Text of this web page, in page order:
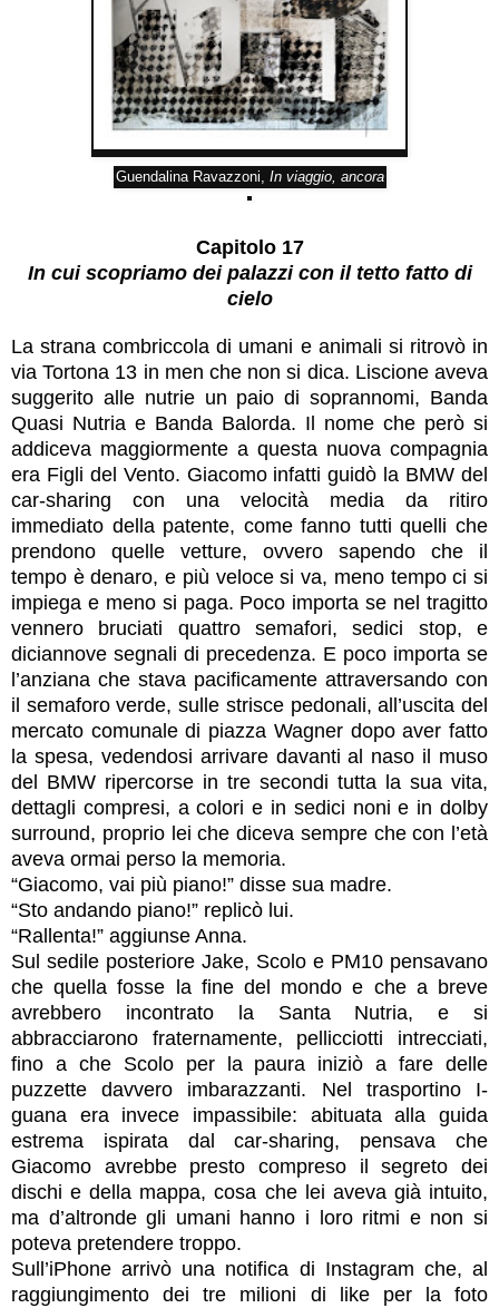
Guendalina Ravazzoni, In viaggio, ancora
Capitolo 17
In cui scopriamo dei palazzi con il tetto fatto di
cielo
La strana combriccola di umani e animali si ritrovò in
via Tortona 13 in men che non si dica. Liscione aveva
suggerito alle nutrie un paio di soprannomi, Banda
Quasi Nutria e Banda Balorda. Il nome che però si
addiceva maggiormente a questa nuova compagnia
era Figli del Vento. Giacomo infatti guidò la BMW del
car-sharing con una velocità media da ritiro
immediato della patente, come fanno tutti quelli che
prendono quelle vetture, ovvero sapendo che il
tempo è denaro, e più veloce si va, meno tempo ci si
impiega e meno si paga. Poco importa se nel tragitto
vennero bruciati quattro semafori, sedici stop, e
diciannove segnali di precedenza. E poco importa se
l’anziana che stava pacificamente attraversando con
il semaforo verde, sulle strisce pedonali, all’uscita del
mercato comunale di piazza Wagner dopo aver fatto
la spesa, vedendosi arrivare davanti al naso il muso
del BMW ripercorse in tre secondi tutta la sua vita,
dettagli compresi, a colori e in sedici noni e in dolby
surround, proprio lei che diceva sempre che con l’età
aveva ormai perso la memoria.
“Giacomo, vai più piano!” disse sua madre.
“Sto andando piano!” replicò lui.
“Rallenta!” aggiunse Anna.
Sul sedile posteriore Jake, Scolo e PM10 pensavano
che quella fosse la fine del mondo e che a breve
avrebbero incontrato la Santa Nutria, e si
abbracciarono fraternamente, pellicciotti intrecciati,
fino a che Scolo per la paura iniziò a fare delle
puzzette davvero imbarazzanti. Nel trasportino I-
guana era invece impassibile: abituata alla guida
estrema ispirata dal car-sharing, pensava che
Giacomo avrebbe presto compreso il segreto dei
dischi e della mappa, cosa che lei aveva già intuito,
ma d’altronde gli umani hanno i loro ritmi e non si
poteva pretendere troppo.
Sull’iPhone arrivò una notifica di Instagram che, al
raggiungimento dei tre milioni di like per la foto